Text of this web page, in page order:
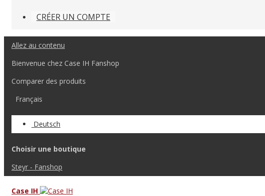
CRÉER UN COMPTE
Allez au contenu
Bienvenue chez Case IH Fanshop
Comparer des produits
Français
Deutsch
Choisir une boutique
Steyr - Fanshop
Case IH